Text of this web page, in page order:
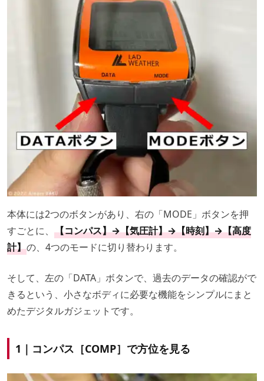
本体には2つのボタンがあり、右の「MODE」ボタンを押
すごとに、 【コンパス】→【気圧計】→【時刻】→【高度
計】の、4つのモードに切り替わります。
そして、左の「DATA」ボタンで、過去のデータの確認がで
きるという、小さなボディに必要な機能をシンプルにまと
めたデジタルガジェットです。
1｜コンパス［COMP］で方位を見る